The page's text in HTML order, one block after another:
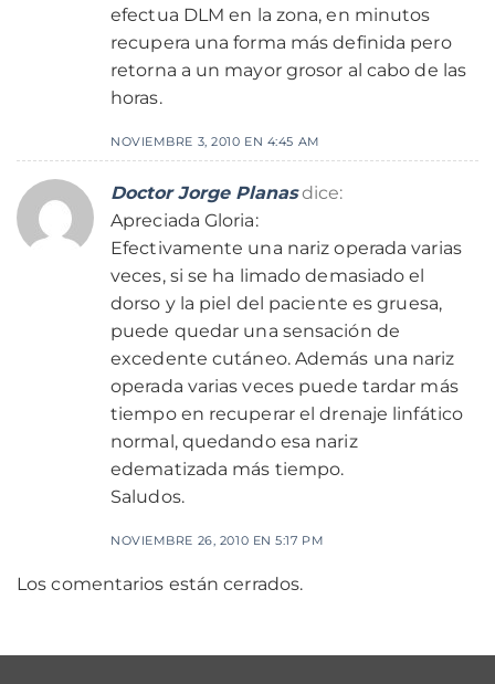
efectua DLM en la zona, en minutos
recupera una forma más definida pero
retorna a un mayor grosor al cabo de las
horas.
NOVIEMBRE 3, 2010 EN 4:45 AM
Doctor Jorge Planas dice:
Apreciada Gloria:
Efectivamente una nariz operada varias
veces, si se ha limado demasiado el
dorso y la piel del paciente es gruesa,
puede quedar una sensación de
excedente cutáneo. Además una nariz
operada varias veces puede tardar más
tiempo en recuperar el drenaje linfático
normal, quedando esa nariz
edematizada más tiempo.
Saludos.
NOVIEMBRE 26, 2010 EN 5:17 PM
Los comentarios están cerrados.